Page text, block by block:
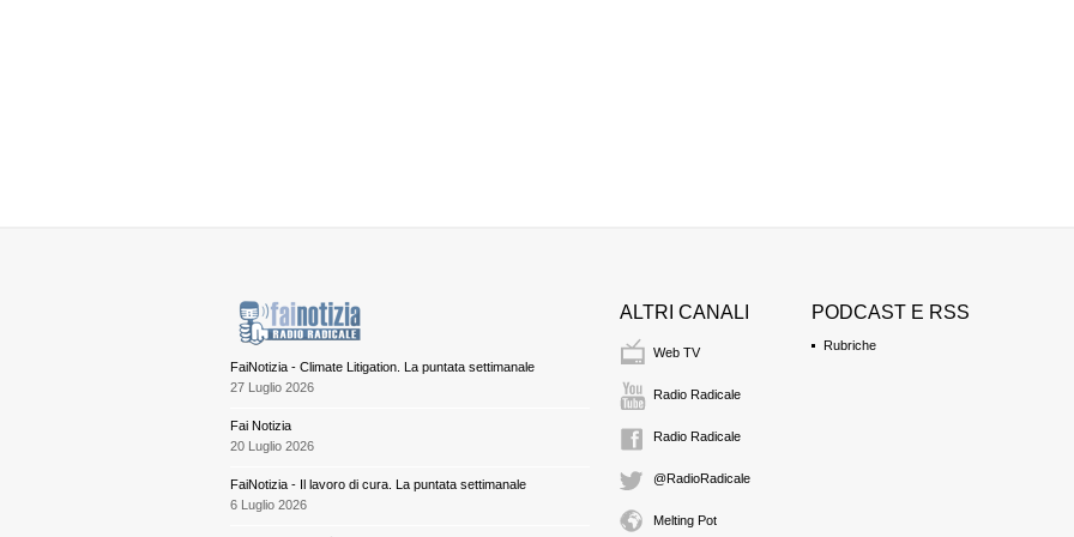
FaiNotizia - Climate Litigation. La puntata settimanale
27 Luglio 2026
Fai Notizia
20 Luglio 2026
FaiNotizia - Il lavoro di cura. La puntata settimanale
6 Luglio 2026
ALTRI CANALI
Web TV
Radio Radicale
Radio Radicale
@RadioRadicale
Melting Pot
PODCAST E RSS
Rubriche